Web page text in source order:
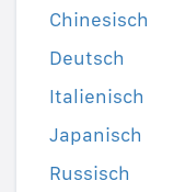
Chinesisch
Deutsch
Italienisch
Japanisch
Russisch